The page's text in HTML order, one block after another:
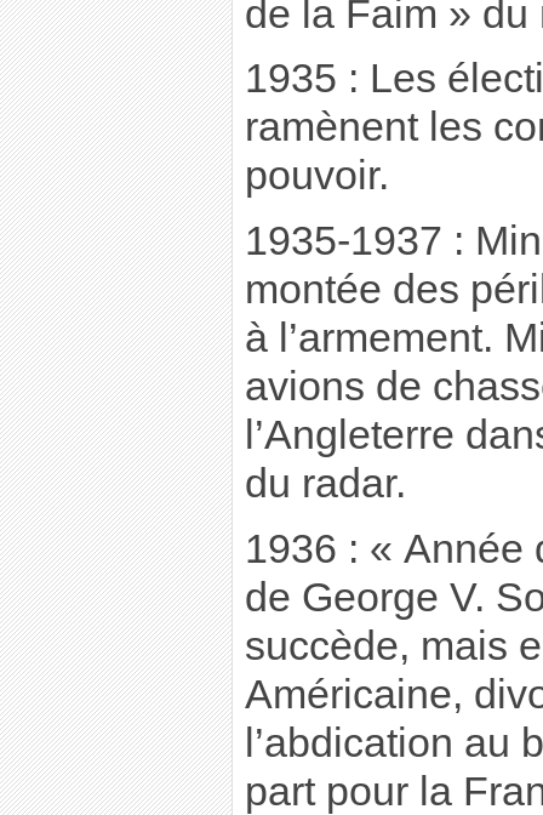
de la Faim »
1935 : Les
ramènent les
pouvoir.
1935-1937 :
montée des
à l’armement.
avions de
l’Angleterre
du radar.
1936 : « Année
de George V.
succède, mais
Américaine,
l’abdication au
part pour la